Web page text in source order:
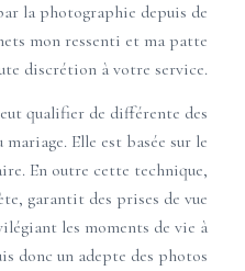
la photographie depuis de
mon ressenti et ma patte
discrétion à votre service.
qualifier de différente des
mariage. Elle est basée sur le
En outre cette technique,
garantit des prises de vue
les moments de vie à
donc un adepte des photos